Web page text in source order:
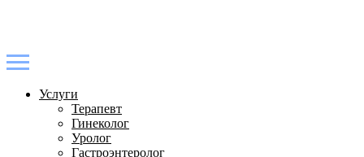
Услуги
Терапевт
Гинеколог
Уролог
Гастроэнтеролог